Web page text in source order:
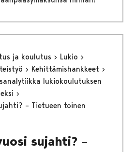
ja koulutus
Lukio
Kehittämishankkeet
lukiokoulutuksen
– Tietueen toinen
sujahti? –